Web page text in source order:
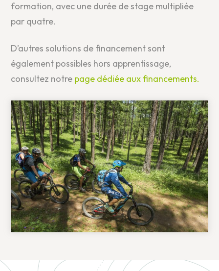
formation, avec une durée de stage multipliée
par quatre.
D’autres solutions de financement sont
également possibles hors apprentissage,
consultez notre page dédiée aux financements.